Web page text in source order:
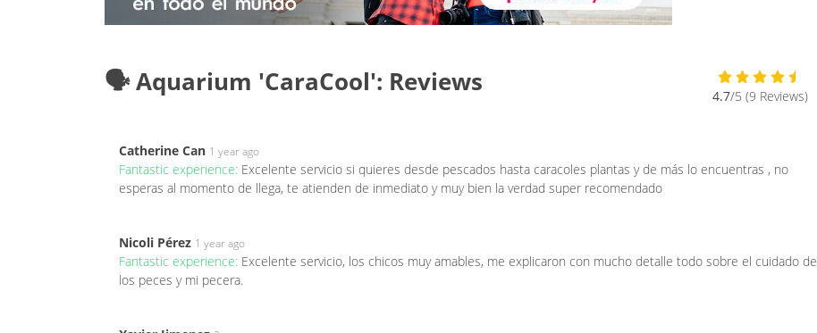
🗣️ Aquarium 'CaraCool': Reviews 4.7/5 (9 Reviews)
Catherine Can 1 year ago
Fantastic experience: Excelente servicio si quieres desde pescados hasta caracoles plantas y de más lo encuentras , no
esperas al momento de llega, te atienden de inmediato y muy bien la verdad super recomendado
Nicoli Pérez 1 year ago
Fantastic experience: Excelente servicio, los chicos muy amables, me explicaron con mucho detalle todo sobre el cuidado de
los peces y mi pecera.